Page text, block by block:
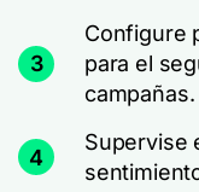
3
Configure
para el
campañas.
4
Supervise